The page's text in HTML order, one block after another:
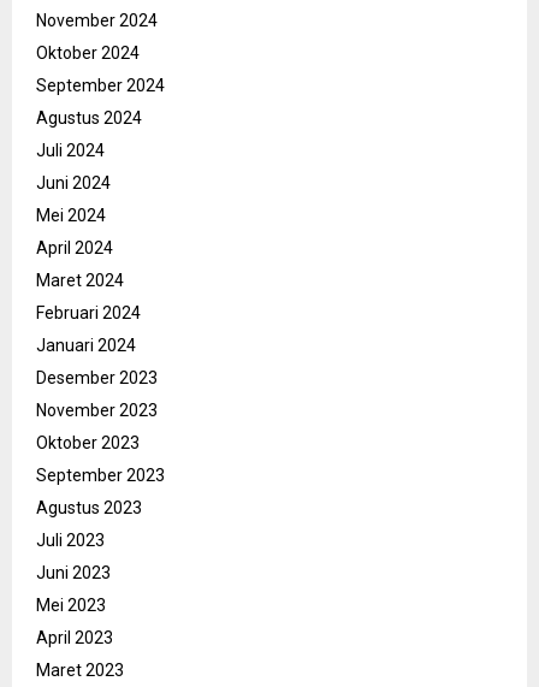
November 2024
Oktober 2024
September 2024
Agustus 2024
Juli 2024
Juni 2024
Mei 2024
April 2024
Maret 2024
Februari 2024
Januari 2024
Desember 2023
November 2023
Oktober 2023
September 2023
Agustus 2023
Juli 2023
Juni 2023
Mei 2023
April 2023
Maret 2023